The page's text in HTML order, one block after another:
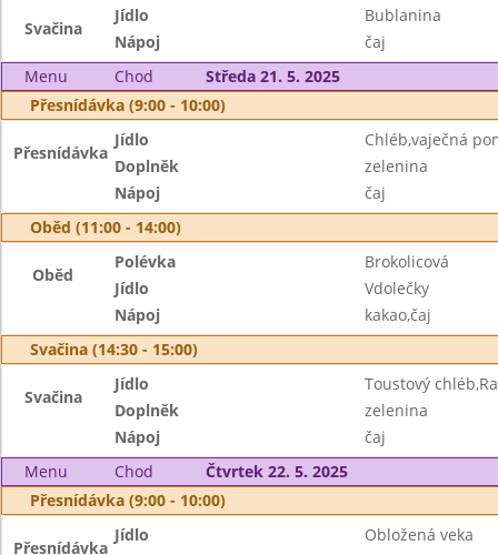
Svačina
Jídlo
Bublanina
Nápoj
čaj
Menu
Chod
Středa 21. 5. 2025
Přesnídávka (9:00 - 10:00)
Přesnídávka
Jídlo
Chléb,vaječná
Doplněk
zelenina
Nápoj
čaj
Oběd (11:00 - 14:00)
Oběd
Polévka
Brokolicová
Jídlo
Vdolečky
Nápoj
kakao,čaj
Svačina (14:30 - 15:00)
Svačina
Jídlo
Toustový
Doplněk
zelenina
Nápoj
čaj
Menu
Chod
Čtvrtek 22. 5. 2025
Přesnídávka (9:00 - 10:00)
Přesnídávka
Jídlo
Obložená veka